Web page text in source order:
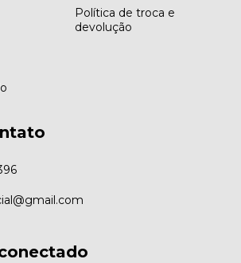
Política de troca e
devolução